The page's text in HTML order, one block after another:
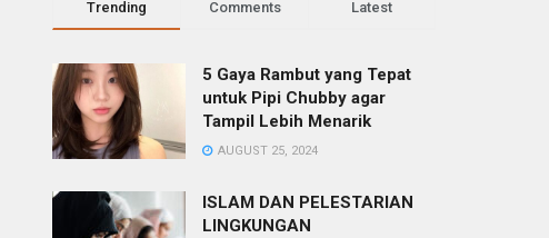
Trending Comments Latest
5 Gaya Rambut yang Tepat
untuk Pipi Chubby agar
Tampil Lebih Menarik
AUGUST 25, 2024
ISLAM DAN PELESTARIAN
LINGKUNGAN